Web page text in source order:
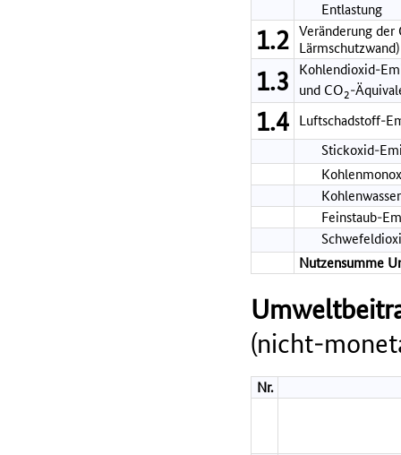
Entlastung
1.2 Veränderung der
Lärmschutzwand)
1.3
Kohlendioxid-
und CO2-
1.4
Luftschadstoff-
Stickoxid-
Feinstaub-
Nutzensumme
(nicht-
Nr.